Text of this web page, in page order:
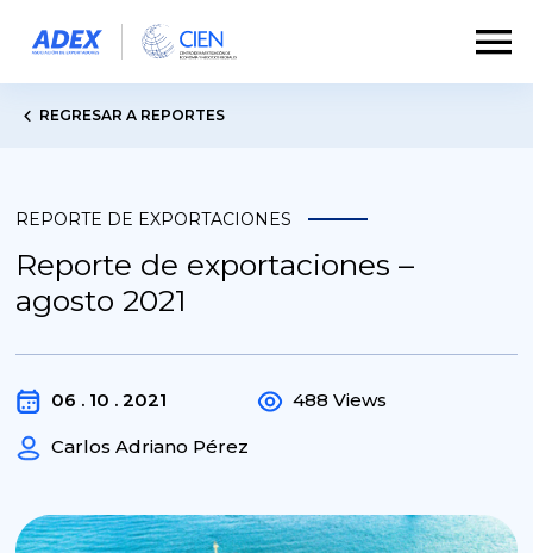
REGRESAR A REPORTES
REPORTE DE EXPORTACIONES
Reporte de exportaciones –
agosto 2021
06 . 10 . 2021
Carlos Adriano Pérez
488 Views